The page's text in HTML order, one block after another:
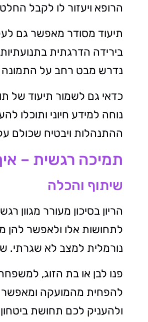
הרופא ויעזור לו לקבל
תיעוד מסודר מאפשר גם
בירידה הדרגתית
נדרש מבט רחב על התמונה
כדאי גם לשמור תיעוד של
נוחה למידע חיוני ותוכלו
ההתנהלות ויבטיח שכולם
תמיכה רגשית –
שיתוף והכלה
הריון בסיכון מעורר
לתחושות אלו ולאפשר להן
נורמלית למצב לא שגרתי.
פנו לבן או בת הזוג,
להפחית מהמועקה ומאפשר
ולהעניק לכם תחושת